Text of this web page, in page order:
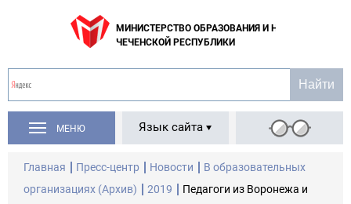
МИНИСТЕРСТВО ОБРАЗОВАНИЯ И НАУКИ
ЧЕЧЕНСКОЙ РЕСПУБЛИКИ
МЕНЮ Язык сайта
Главная Пресс-центр Новости
В образовательных
организациях (Архив)
2019
Педагоги из Воронежа и